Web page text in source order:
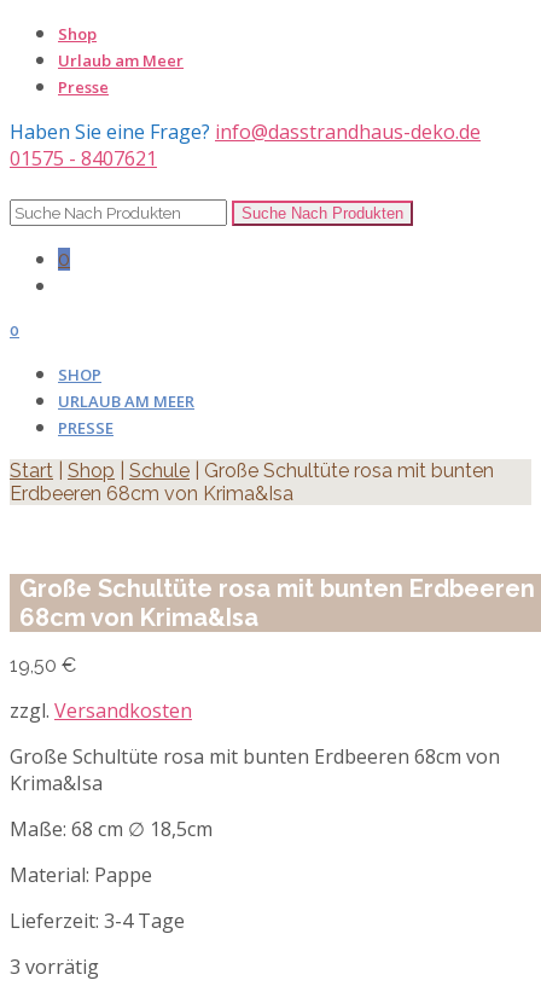
Shop
Urlaub am Meer
Presse
Haben Sie eine Frage? info@dasstrandhaus-deko.de
01575 - 8407621
0
0
SHOP
URLAUB AM MEER
PRESSE
Start Shop Schule | Große Schultüte rosa mit bunten
Erdbeeren 68cm von Krima&Isa
Große Schultüte rosa mit bunten Erdbeeren
68cm von Krima&Isa
19,50 €
zzgl. Versandkosten
Große Schultüte rosa mit bunten Erdbeeren 68cm von
Krima&Isa
Maße: 68 cm ∅ 18,5cm
Material: Pappe
Lieferzeit: 3-4 Tage
3 vorrätig